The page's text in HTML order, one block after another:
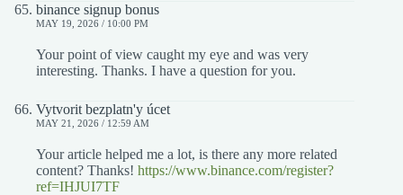
binance signup bonus
MAY 19, 2026 / 10:00 PM
Your point of view caught my eye and was very
interesting. Thanks. I have a question for you.
Vytvorit bezplatn'y úcet
MAY 21, 2026 / 12:59 AM
Your article helped me a lot, is there any more related
content? Thanks! https://www.binance.com/register?
ref=IHJUI7TF